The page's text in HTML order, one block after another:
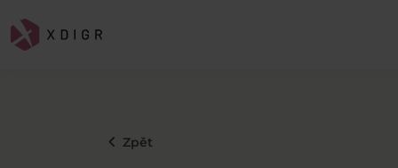
keyboard_arrow_left Zpět